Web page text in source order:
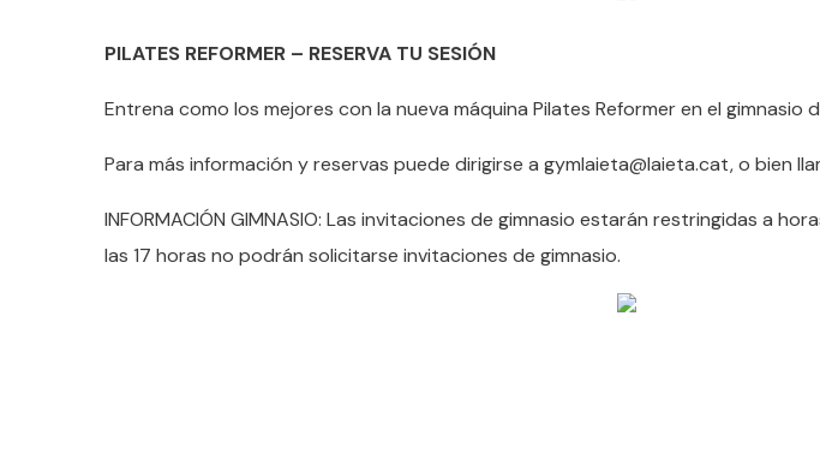
PILATES REFORMER – RESERVA TU SESIÓN
Entrena como los mejores con la nueva máquina Pilates Reformer en el gimnasio
Para más información y reservas puede dirigirse a gymlaieta@laieta.cat, o bien
INFORMACIÓN GIMNASIO: Las invitaciones de gimnasio estarán restringidas a
las 17 horas no podrán solicitarse invitaciones de gimnasio.